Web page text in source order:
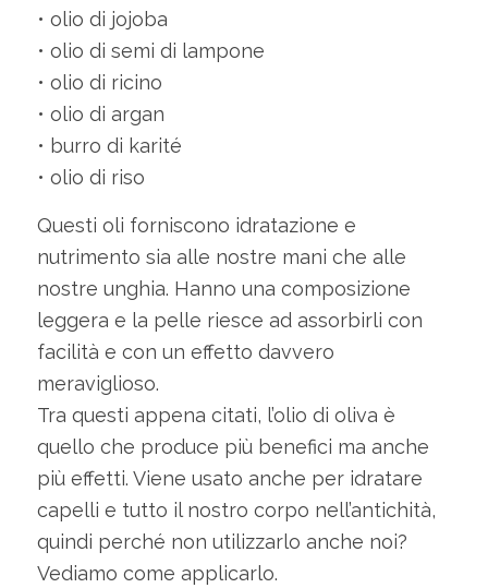
• olio di jojoba
• olio di semi di lampone
• olio di ricino
• olio di argan
• burro di karité
• olio di riso
Questi oli forniscono idratazione e
nutrimento sia alle nostre mani che alle
nostre unghia. Hanno una composizione
leggera e la pelle riesce ad assorbirli con
facilità e con un effetto davvero
meraviglioso.
Tra questi appena citati, l’olio di oliva è
quello che produce più benefici ma anche
più effetti. Viene usato anche per idratare
capelli e tutto il nostro corpo nell’antichità,
quindi perché non utilizzarlo anche noi?
Vediamo come applicarlo.